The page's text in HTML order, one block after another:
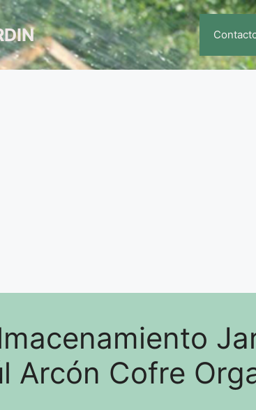
Arcón Cofre